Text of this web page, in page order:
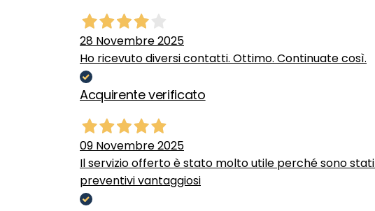
28 Novembre 2025
Ho ricevuto diversi contatti. Ottimo. Continuate così.
Acquirente verificato
09 Novembre 2025
Il servizio offerto è stato molto utile perché sono
preventivi vantaggiosi